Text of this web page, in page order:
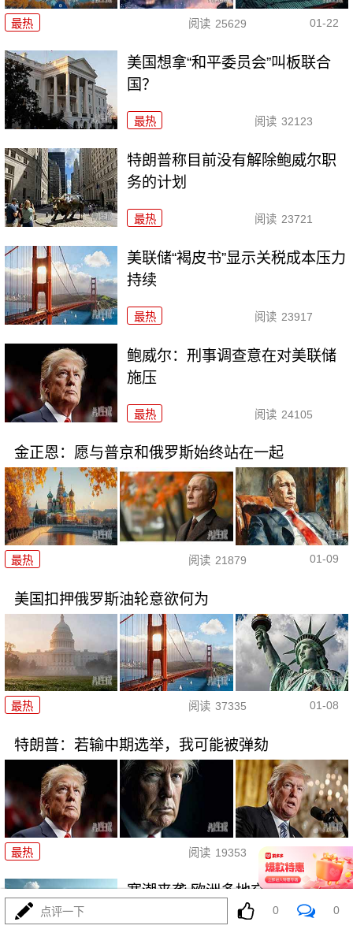
最热 阅读 25629 01-22
美国想拿“和平委员会”叫板联合
国？
最热 阅读 32123
特朗普称目前没有解除鲍威尔职
务的计划
最热 阅读 23721
美联储“褐皮书”显示关税成本压力
持续
最热 阅读 23917
鲍威尔：刑事调查意在对美联储
施压
最热 阅读 24105
金正恩：愿与普京和俄罗斯始终站在一起
最热 阅读 21879 01-09
美国扣押俄罗斯油轮意欲何为
最热 阅读 37335 01-08
特朗普：若输中期选举，我可能被弹劾
最热 阅读 19353 01-07
寒潮来袭 欧洲多地交通受阻
点评一下 0 0